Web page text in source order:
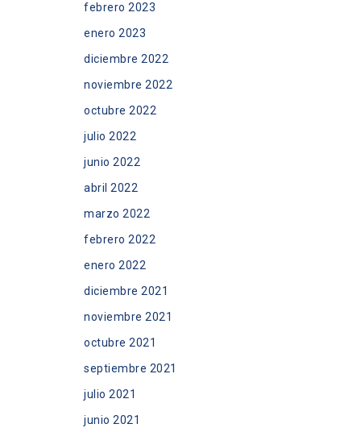
febrero 2023
enero 2023
diciembre 2022
noviembre 2022
octubre 2022
julio 2022
junio 2022
abril 2022
marzo 2022
febrero 2022
enero 2022
diciembre 2021
noviembre 2021
octubre 2021
septiembre 2021
julio 2021
junio 2021